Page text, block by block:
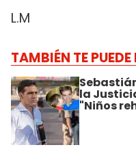
L.M
TAMBIÉN TE PUEDE
la
"Niños